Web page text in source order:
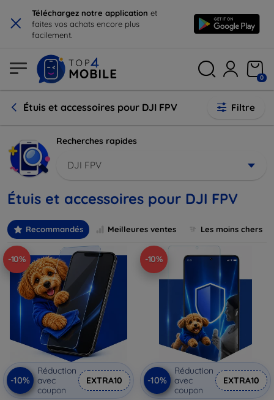
× Téléchargez notre application et
faites vos achats encore plus
facilement.
0
Étuis et accessoires pour DJI FPV Filtre
Recherches rapides
DJI FPV
Étuis et accessoires pour DJI FPV
Recommandés Meilleures ventes Les moins chers
-10%
-10%
Réduction
avec
coupon
EXTRA10
-10%
-10%
Réduction
avec
coupon
EXTRA10